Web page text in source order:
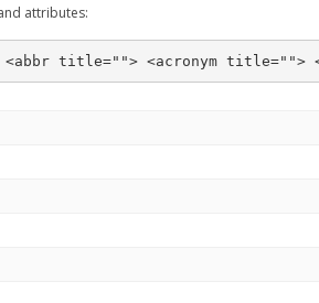
attributes:
title=""> <acronym title="">